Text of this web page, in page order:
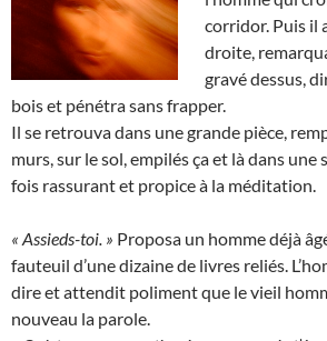
corridor. Puis il
droite,
gravé dessus,
bois et pénétra sans frapper.
Il se retrouva dans une grande pièce,
murs, sur le sol, empilés ça et là dans une
fois rassurant et propice à la méditation.
« Assieds-toi. » Proposa un homme déjà
fauteuil d’une dizaine de livres reliés.
dire et attendit poliment que le vieil
nouveau la parole.